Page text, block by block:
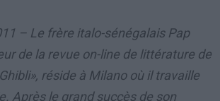
– Le frère italo-sénégalais Pap
de la revue on-line de littérature de
réside à Milano où il travaille
Après le grand succès de son